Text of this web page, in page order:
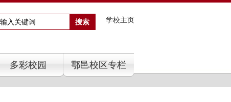
学校主页
多彩校园 鄠邑校区专栏